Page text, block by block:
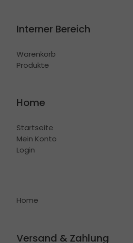
Interner Bereich
Warenkorb
Produkte
Home
Startseite
Mein Konto
Login
Home
Versand & Zahlung